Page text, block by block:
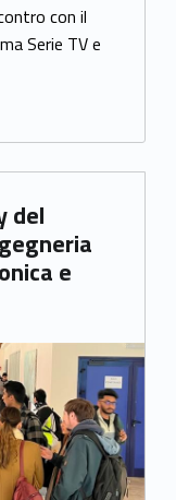
con il
Serie TV e
del
e